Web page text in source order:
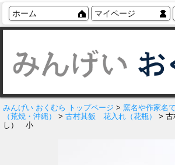
ホーム マイページ
みんげい おくむら トップページ > 窯名や作家名
（荒焼・沖縄）
> 古村其飯 花入れ（花瓶）
>
し） 小